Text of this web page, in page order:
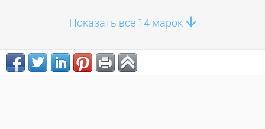
Показать все 14 марок